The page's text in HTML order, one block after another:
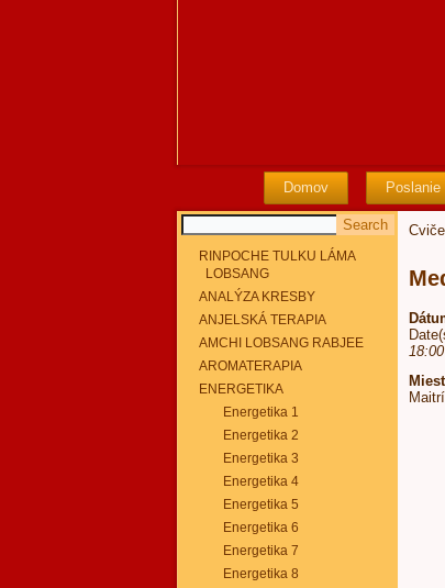
Domov Poslanie
RINPOCHE TULKU LÁMA
LOBSANG
ANALÝZA KRESBY
ANJELSKÁ TERAPIA
AMCHI LOBSANG RABJEE
AROMATERAPIA
ENERGETIKA
Energetika 1
Energetika 2
Energetika 3
Energetika 4
Energetika 5
Energetika 6
Energetika 7
Energetika 8